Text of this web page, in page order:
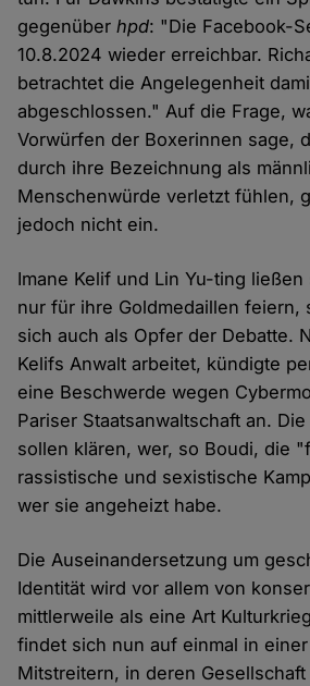
gegenüberhpd: "Die Facebook-
10.8.2024 wieder erreichbar.
betrachtet die Angelegenheit
abgeschlossen." Auf die Frage,
Vorwürfen der Boxerinnen sage,
durch ihre Bezeichnung als
Menschenwürde verletzt fühlen,
jedoch nicht ein.
Imane Kelif und Lin Yu-ting
nur für ihre Goldmedaillen feiern,
sich auch als Opfer der Debatte.
Kelifs Anwalt arbeitet, kündigte
eine Beschwerde wegen
Pariser Staatsanwaltschaft an.
sollen klären, wer, so Boudi, die
rassistische und sexistische
wer sie angeheizt habe.
Die Auseinandersetzung um
Identität wird vor allem von
mittlerweile als eine Art
findet sich nun auf einmal in
Mitstreitern, in deren